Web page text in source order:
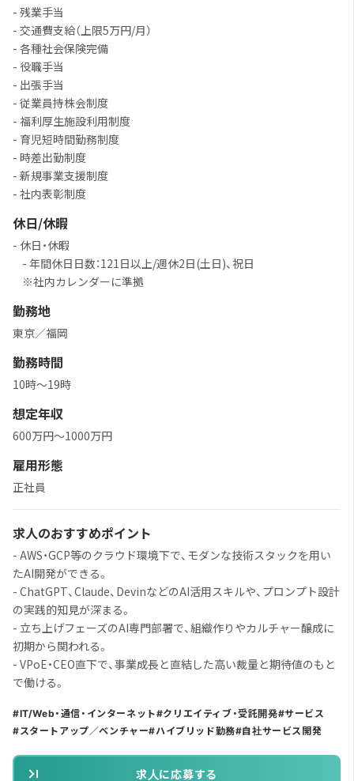
- 残業手当
- 交通費支給（上限5万円/月）
- 各種社会保険完備
- 役職手当
- 出張手当
- 従業員持株会制度
- 福利厚生施設利用制度
- 育児短時間勤務制度
- 時差出勤制度
- 新規事業支援制度
- 社内表彰制度
休日/休暇
- 休日・休暇
- 年間休日日数：121日以上/週休2日(土日)、祝日
※社内カレンダーに準拠
勤務地
東京／福岡
勤務時間
10時〜19時
想定年収
600万円〜1000万円
雇用形態
正社員
求人のおすすめポイント
- AWS・GCP等のクラウド環境下で、モダンな技術スタックを用い
たAI開発ができる。
- ChatGPT、Claude、DevinなどのAI活用スキルや、プロンプト設計
の実践的知見が深まる。
- 立ち上げフェーズのAI専門部署で、組織作りやカルチャー醸成に
初期から関われる。
- VPoE・CEO直下で、事業成長と直結した高い裁量と期待値のもと
で働ける。
IT/Web・通信・インターネット クリエイティブ・受託開発 サービス
スタートアップ／ベンチャー ハイブリッド勤務 自社サービス開発
求人に応募する